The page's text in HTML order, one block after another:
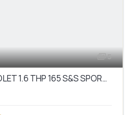
5
DS DS 3 (2) CABRIOLET 1.6 THP 165 S&S SPORT CHIC BV6